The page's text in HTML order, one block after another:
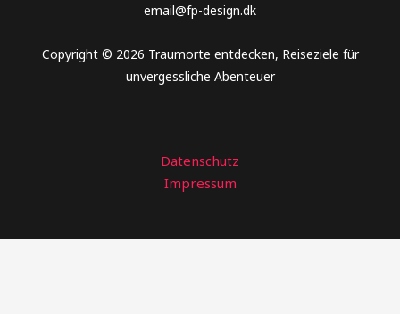
email@fp-design.dk
Copyright © 2026 Traumorte entdecken, Reiseziele für
unvergessliche Abenteuer
Datenschutz
Impressum